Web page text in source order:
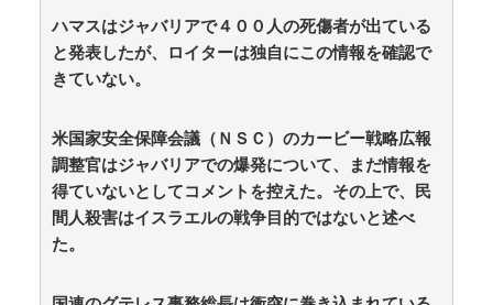
ｗｗｗｗｗ / 5chまとめMAP(総合) NEW! (8/9 07:23)
３大アニメは綺麗なのに漫画の絵が死ぬほど下手な漫
画「鬼滅」「進撃の巨人」 / 5chまとめMAP(総合)
とめMAP(総合) NEW! (8/9 07:11)
三大王道寿司「まぐろ」「サーモン」あとひとつは？
/ おまとめアンテナ NEW! (8/9 06:26)
【悲報】大阪府、愛知県にGDPを抜かれ3位に転落。
維新と万博で潤ってるはずじゃ… / おまとめアンテナ
NEW!
にされて本当に嫌だった！」と毎年愚痴ってたのに……
ハマスはジャバリアで４００人の死傷者が出ている
と発表したが、ロイターは独自にこの情報を確認で
きていない。
米国家安全保障会議（ＮＳＣ）のカービー戦略広報
調整官はジャバリアでの爆発について、まだ情報を
得ていないとしてコメントを控えた。その上で、民
間人殺害はイスラエルの戦争目的ではないと述べ
た。